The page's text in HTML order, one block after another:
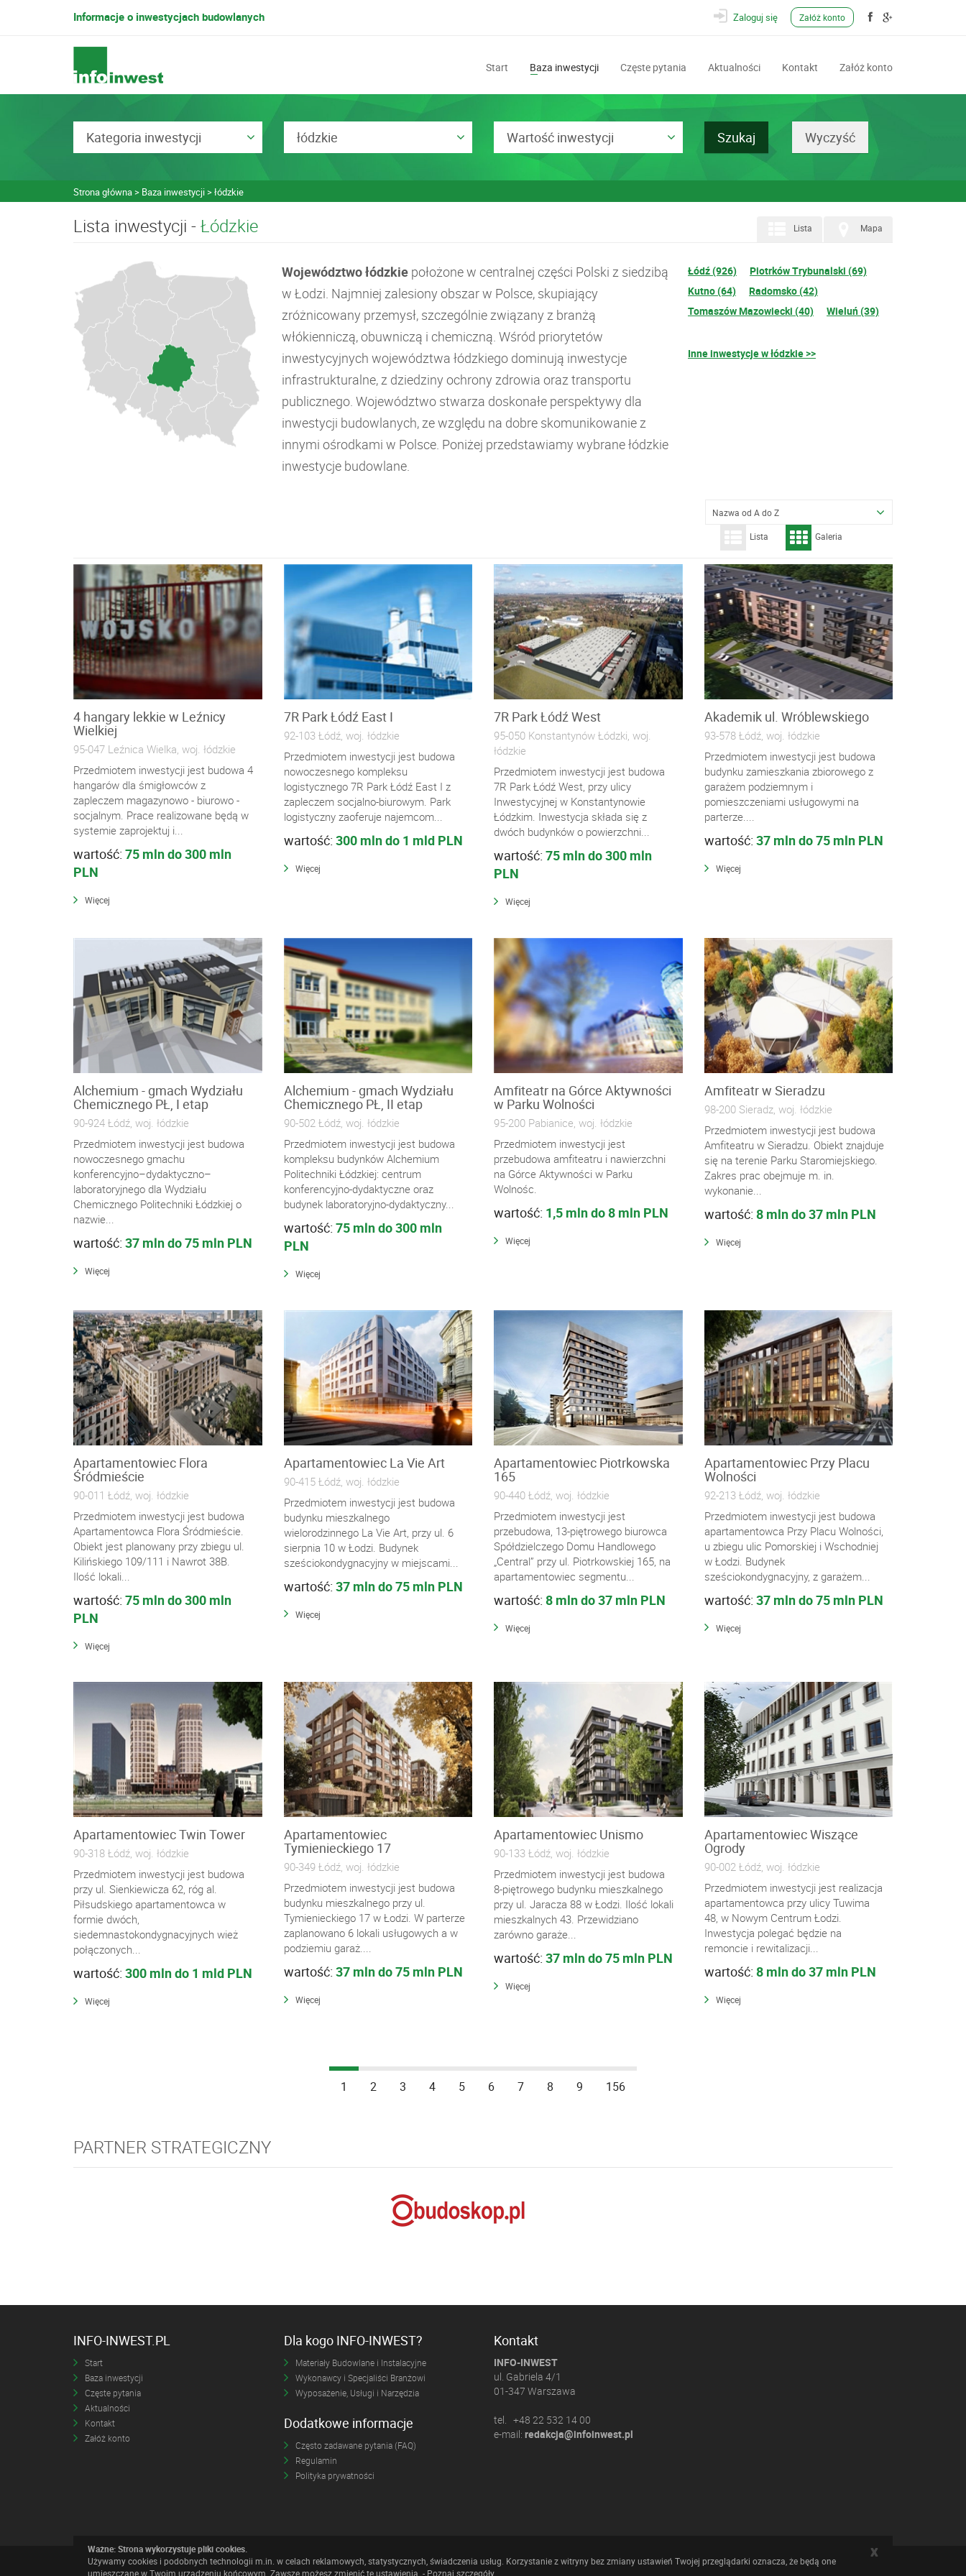
Informacje o inwestycjach budowlanych Zaloguj się Załóż konto
Start Baza inwestycji Częste pytania Aktualności Kontakt Załóż konto
Kategoria inwestycji łódzkie Wartość inwestycji
Strona główna Baza inwestycji łódzkie
Lista inwestycji - łódzkie Mapa
Lista
Województwo łódzkie położone w centralnej części Polski z siedzibą
w Łodzi. Najmniej zalesiony obszar w Polsce, skupiający
zróżnicowany przemysł, szczególnie związany z branżą
włókienniczą, obuwniczą i chemiczną. Wśród priorytetów
inwestycyjnych województwa łódzkiego dominują inwestycje
infrastrukturalne, z dziedziny ochrony zdrowia oraz transportu
publicznego. Województwo stwarza doskonałe perspektywy dla
inwestycji budowlanych, ze względu na dobre skomunikowanie z
innymi ośrodkami w Polsce. Poniżej przedstawiamy wybrane łódzkie
inwestycje budowlane.
Łódź (926)
Piotrków Trybunalski (69)
Kutno (64)
Radomsko (42)
Tomaszów Mazowiecki (40)
Wieluń (39)
Inne inwestycje w łódzkie >>
Nazwa od A do Z
Lista Galeria
4 hangary lekkie w Leźnicy
Wielkiej
95-047 Leźnica Wielka, woj. łódzkie
Przedmiotem inwestycji jest budowa 4
hangarów dla śmigłowców z
zapleczem magazynowo - biurowo -
socjalnym. Prace realizowane będą w
systemie zaprojektuj i...
wartość: 75 mln do 300 mln
PLN
Więcej
7R Park Łódź East I
92-103 Łódź, woj. łódzkie
Przedmiotem inwestycji jest budowa
nowoczesnego kompleksu
logistycznego 7R Park Łódź East I z
zapleczem socjalno-biurowym. Park
logistyczny zaoferuje najemcom...
wartość: 300 mln do 1 mld PLN
Więcej
7R Park Łódź West
95-050 Konstantynów Łódzki, woj.
łódzkie
Przedmiotem inwestycji jest budowa
7R Park Łódź West, przy ulicy
Inwestycyjnej w Konstantynowie
Łódzkim. Inwestycja składa się z
dwóch budynków o powierzchni...
wartość: 75 mln do 300 mln
PLN
Więcej
Akademik ul. Wróblewskiego
93-578 Łódź, woj. łódzkie
Przedmiotem inwestycji jest budowa
budynku zamieszkania zbiorowego z
garażem podziemnym i
pomieszczeniami usługowymi na
parterze....
wartość: 37 mln do 75 mln PLN
Więcej
Alchemium - gmach Wydziału
Chemicznego PŁ, I etap
90-924 Łódź, woj. łódzkie
Przedmiotem inwestycji jest budowa
nowoczesnego gmachu
konferencyjno–dydaktyczno–
laboratoryjnego dla Wydziału
Chemicznego Politechniki Łódzkiej o
nazwie...
wartość: 37 mln do 75 mln PLN
Więcej
Alchemium - gmach Wydziału
Chemicznego PŁ, II etap
90-502 Łódź, woj. łódzkie
Przedmiotem inwestycji jest budowa
kompleksu budynków Alchemium
Politechniki Łódzkiej: centrum
konferencyjno-dydaktyczne oraz
budynek laboratoryjno-dydaktyczny...
wartość: 75 mln do 300 mln
PLN
Więcej
Amfiteatr na Górce Aktywności
w Parku Wolności
95-200 Pabianice, woj. łódzkie
Przedmiotem inwestycji jest
przebudowa amfiteatru i nawierzchni
na Górce Aktywności w Parku
Wolnośc.
wartość: 1,5 mln do 8 mln PLN
Więcej
Amfiteatr w Sieradzu
98-200 Sieradz, woj. łódzkie
Przedmiotem inwestycji jest budowa
Amfiteatru w Sieradzu. Obiekt znajduje
się na terenie Parku Staromiejskiego.
Zakres prac obejmuje m. in.
wykonanie...
wartość: 8 mln do 37 mln PLN
Więcej
Apartamentowiec Flora
Śródmieście
90-011 Łódź, woj. łódzkie
Przedmiotem inwestycji jest budowa
Apartamentowca Flora Śródmieście.
Obiekt jest planowany przy zbiegu ul.
Kilińskiego 109/111 i Nawrot 38B.
Ilość lokali...
wartość: 75 mln do 300 mln
PLN
Więcej
Apartamentowiec La Vie Art
90-415 Łódź, woj. łódzkie
Przedmiotem inwestycji jest budowa
budynku mieszkalnego
wielorodzinnego La Vie Art, przy ul. 6
sierpnia 10 w Łodzi. Budynek
sześciokondygnacyjny w miejscami...
wartość: 37 mln do 75 mln PLN
Więcej
Apartamentowiec Piotrkowska
165
90-440 Łódź, woj. łódzkie
Przedmiotem inwestycji jest
przebudowa, 13-piętrowego biurowca
Spółdzielczego Domu Handlowego
„Central” przy ul. Piotrkowskiej 165, na
apartamentowiec segmentu...
wartość: 8 mln do 37 mln PLN
Więcej
Apartamentowiec Przy Placu
Wolności
92-213 Łódź, woj. łódzkie
Przedmiotem inwestycji jest budowa
apartamentowca Przy Placu Wolności,
u zbiegu ulic Pomorskiej i Wschodniej
w Łodzi. Budynek
sześciokondygnacyjny, z garażem...
wartość: 37 mln do 75 mln PLN
Więcej
Apartamentowiec Twin Tower
90-318 Łódź, woj. łódzkie
Przedmiotem inwestycji jest budowa
przy ul. Sienkiewicza 62, róg al.
Piłsudskiego apartamentowca w
formie dwóch,
siedemnastokondygnacyjnych wież
połączonych...
wartość: 300 mln do 1 mld PLN
Więcej
Apartamentowiec
Tymienieckiego 17
90-349 Łódź, woj. łódzkie
Przedmiotem inwestycji jest budowa
budynku mieszkalnego przy ul.
Tymienieckiego 17 w Łodzi. W parterze
zaplanowano 6 lokali usługowych a w
podziemiu garaż....
wartość: 37 mln do 75 mln PLN
Więcej
Apartamentowiec Unismo
90-133 Łódź, woj. łódzkie
Przedmiotem inwestycji jest budowa
8-piętrowego budynku mieszkalnego
przy ul. Jaracza 88 w Łodzi. Ilość lokali
mieszkalnych 43. Przewidziano
zarówno garaże...
wartość: 37 mln do 75 mln PLN
Więcej
Apartamentowiec Wiszące
Ogrody
90-002 Łódź, woj. łódzkie
Przedmiotem inwestycji jest realizacja
apartamentowca przy ulicy Tuwima
48, w Nowym Centrum Łodzi.
Inwestycja polegać będzie na
remoncie i rewitalizacji...
wartość: 8 mln do 37 mln PLN
Więcej
1 2 3 4 5 6 7 8 9 156
PARTNER STRATEGICZNY
INFO-INWEST.PL
Start
Baza inwestycji
Częste pytania
Aktualności
Kontakt
Załóż konto
Dla kogo INFO-INWEST?
Materiały Budowlane i Instalacyjne
Wykonawcy i Specjaliści Branżowi
Wyposażenie, Usługi i Narzędzia
Dodatkowe informacje
Często zadawane pytania (FAQ)
Regulamin
Polityka prywatności
Kontakt
INFO-INWEST
ul. Gabriela 4/1
01-347 Warszawa
tel. +48 22 532 14 00
e-mail: redakcja@infoinwest.pl
x
Ważne: Strona wykorzystuje pliki cookies.
Używamy cookies i podobnych technologii m.in. w celach reklamowych, statystycznych, świadczenia usług. Korzystanie z witryny bez zmiany ustawień Twojej przeglądarki oznacza, że będą one
umieszczane w Twoim urządzeniu końcowym. Zawsze możesz zmienić te ustawienia. - Poznaj szczegóły.
Realizacja:ideo Przejdź na górę strony